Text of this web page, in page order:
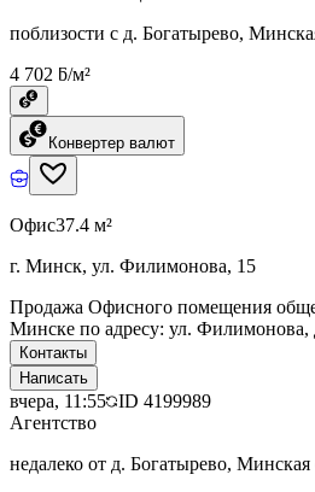
поблизости с д. Богатырево,
4 702 ƃ/м²
Конвертер валют
Офис37.4 м²
г. Минск, ул. Филимонова, 15
Продажа Офисного помещения
Минске по адресу: ул.
Контакты
Написать
вчера, 11:55 ID 4199989
Агентство
недалеко от д. Богатырево, Минская